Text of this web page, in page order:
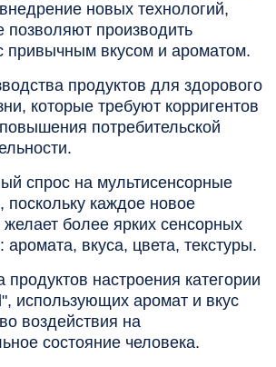
новых технологий,
позволяют производить
привычным вкусом и ароматом.
продуктов для здорового
которые требуют корригентов
потребительской
спрос на мультисенсорные
каждое новое
желает более ярких сенсорных
вкуса, цвета, текстуры.
продуктов настроения категории
использующих аромат и вкус
воздействия на
состояние человека.